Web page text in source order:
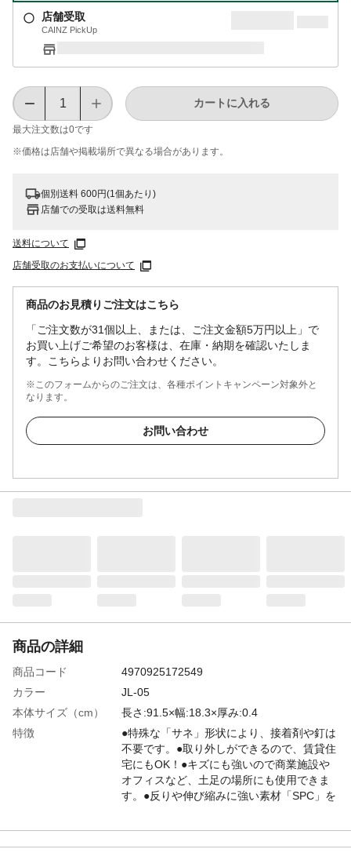
店舗受取
CAINZ PickUp
最大注文数は0です
カートに入れる
※価格は​店舗や​掲載場所で​異なる​場合が​あります。
個別送料 600円(1個あたり)
店舗での受取は送料無料
送料について
店舗受取のお支払いについて
商品のお見積りご注文はこちら
「ご注文数が31個以上、または、ご注文金額5万円以上」で
お買い上げご希望のお客様は、在庫・納期を確認いたしま
す。こちらよりお問い合わせください。
※このフォームからのご注文は、各種ポイントキャンペーン対象外と
なります。
お問い合わせ
商品の詳細
商品コード
4970925172549
カラー
JL-05
本体サイズ（cm）
長さ:91.5×幅:18.3×厚み:0.4
特徴
●特殊な「サネ」形状により、接着剤や釘は
不要です。●取り外しができるので、賃貸住
宅にもOK！●キズにも強いので商業施設や
オフィスなど、土足の場所にも使用できま
す。●反りや伸び縮みに強い素材「SPC」を
取り付け方法
【使用できる場所】床面素材が木、コンク
リート、化学タイル、クッションフロア、